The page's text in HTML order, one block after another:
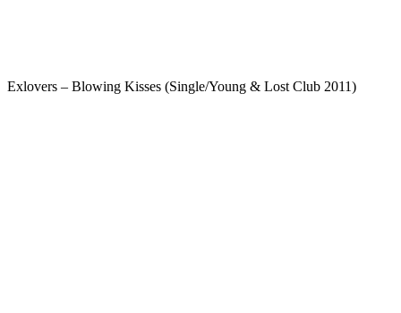
Exlovers – Blowing Kisses (Single/Young & Lost Club 2011)